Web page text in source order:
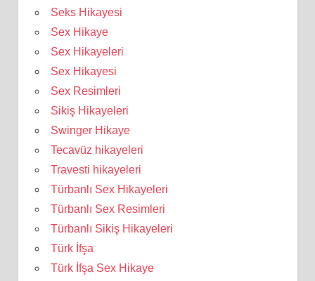
Seks Hikayesi
Sex Hikaye
Sex Hikayeleri
Sex Hikayesi
Sex Resimleri
Sikiş Hikayeleri
Swinger Hikaye
Tecavüz hikayeleri
Travesti hikayeleri
Türbanlı Sex Hikayeleri
Türbanlı Sex Resimleri
Türbanlı Sikiş Hikayeleri
Türk İfşa
Türk İfşa Sex Hikaye